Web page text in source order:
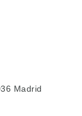
Madrid